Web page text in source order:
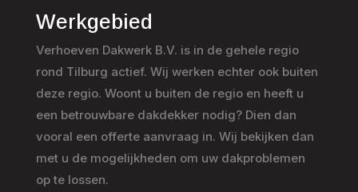
Werkgebied
Verhoeven Dakwerk B.V. is in de gehele regio
rond Tilburg actief. Wij werken echter ook buiten
deze regio. Woont u buiten de regio en heeft u
een betrouwbare dakdekker nodig? Dien dan
vooral een offerte aanvraag in. Wij bekijken dan
met u de mogelijkheden om uw dakproblemen
op te lossen.